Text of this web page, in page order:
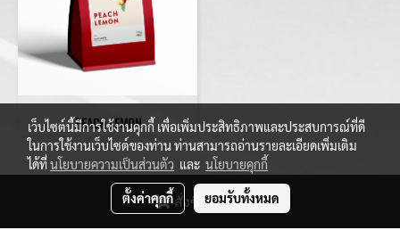
สั่งซื้อสินค้า
PEACH LEMON
Copy right 2022
เว็บไซต์นี้มีการใช้งานคุกกี้ เพื่อเพิ่มประสิทธิภาพและประสบการณ์ที่ดี
ในการใช้งานเว็บไซต์ของท่าน ท่านสามารถอ่านรายละเอียดเพิ่มเติม
ได้ที่นโยบายความเป็นส่วนตัว และ นโยบายคุกกี้
ตั้งค่าคุกกี้ ยอมรับทั้งหมด